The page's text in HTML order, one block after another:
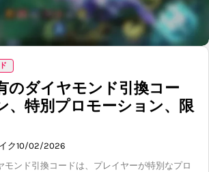
のダイヤモンド引換コー
、特別プロモーション、限
ク10/02/2026
モンド引換コードは、プレイヤーが特別なプロ